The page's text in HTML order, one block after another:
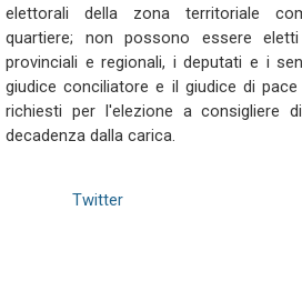
elettorali della zona territoriale
quartiere; non possono essere
provinciali e regionali, i deputati e i
giudice conciliatore e il giudice di
richiesti per l'elezione a consigliere
decadenza dalla carica.
Twitter